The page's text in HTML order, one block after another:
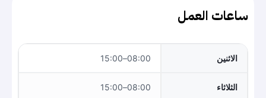
ساعات العمل
الاثنين 08:00–15:00
الثلاثاء 08:00–15:00